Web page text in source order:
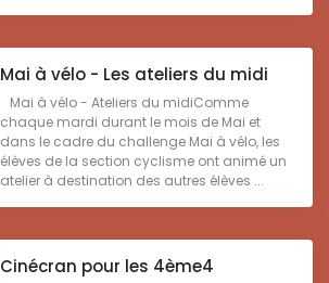
Mai à vélo - Les ateliers du midi
Mai à vélo - Ateliers du midiComme
chaque mardi durant le mois de Mai et
dans le cadre du challenge Mai à vélo, les
élèves de la section cyclisme ont animé un
atelier à destination des autres élèves ...
Cinécran pour les 4ème4